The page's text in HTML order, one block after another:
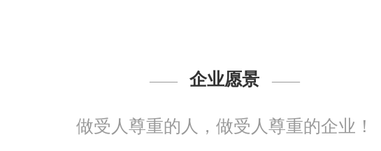
—— 企业愿景 ——
做受人尊重的人，做受人尊重的企业！